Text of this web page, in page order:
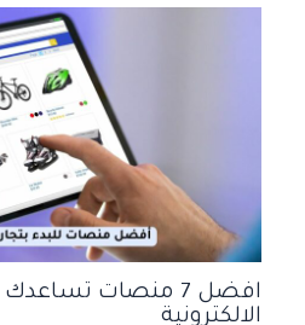
افضل 7 منصات تساعدك
الالكترونية